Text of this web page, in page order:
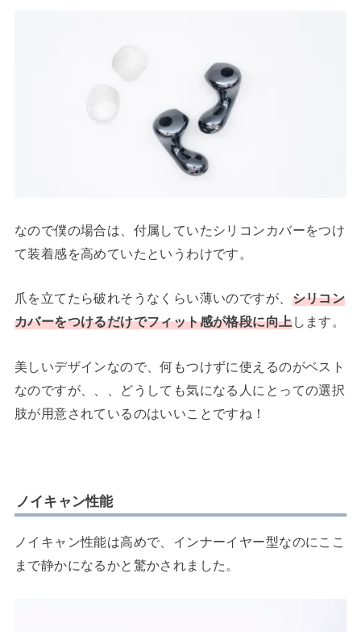
なので僕の場合は、付属していたシリコンカバーをつけ
て装着感を高めていたというわけです。
爪を立てたら破れそうなくらい薄いのですが、 シリコン
カバーをつけるだけでフィット感が格段に向上します。
美しいデザインなので、何もつけずに使えるのがベスト
なのですが、、、どうしても気になる人にとっての選択
肢が用意されているのはいいことですね！
ノイキャン性能
ノイキャン性能は高めで、インナーイヤー型なのにここ
まで静かになるかと驚かされました。